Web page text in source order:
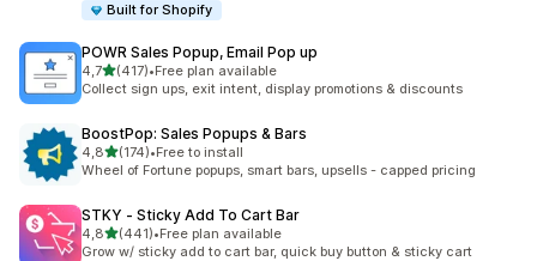
Built for Shopify
POWR Sales Popup, Email Pop up
4,75 yıldız üzerinden
(417)
toplam 417 değerlendirme
•Free plan available
Collect sign ups, exit intent, display promotions & discounts
BoostPop: Sales Popups & Bars
4,85 yıldız üzerinden
(174)
toplam 174 değerlendirme
•Free to install
Wheel of Fortune popups, smart bars, upsells - capped pricing
STKY ‑ Sticky Add To Cart Bar
4,85 yıldız üzerinden
(441)
toplam 441 değerlendirme
•Free plan available
Grow w/ sticky add to cart bar, quick buy button & sticky cart